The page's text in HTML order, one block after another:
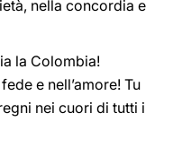
nella concordia e
la Colombia!
e nell’amore! Tu
nei cuori di tutti i